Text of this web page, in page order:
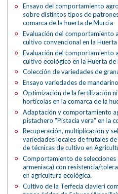
Ensayo del comportamiento
sobre distintos tipos de
comarca de la huerta de Murcia
Evaluación del comportamiento
cultivo convencional en la
Evaluación del comportamiento
cultivo ecológico en la Huerta de
Colección de variedades de
Ensayo variedades de mandarino
Optimización de la fertilización
hortícolas en la comarca de la
Adaptación y comportamiento
pistachero "Pistacia vera" en la
Recuperación, multiplicación y
variedades locales de frutales
de técnicas de cultivo en
Comportamiento de selecciones
armeniaca) con resistencia/
en agricultura ecológica.
Cultivo de la Terfecia clavieri